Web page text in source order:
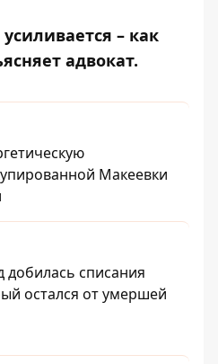
– как
адвокат.
Макеевки
добилась списания
остался от умершей